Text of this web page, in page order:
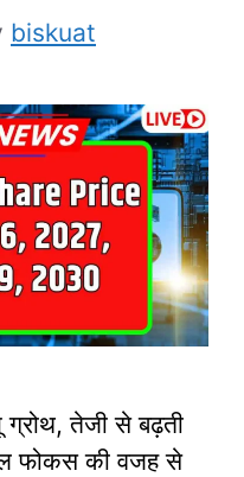
biskuat
तेजी से बढ़ती
फोकस की वजह से